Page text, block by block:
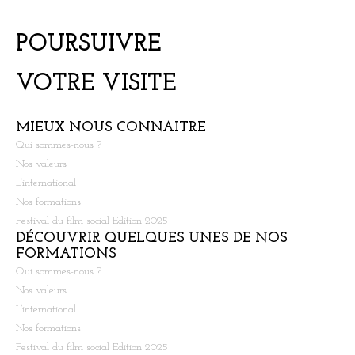
POURSUIVRE
VOTRE VISITE
MIEUX NOUS CONNAITRE
Qui sommes-nous ?
Nos valeurs
L’international
Nos formations
Festival du film social Edition 2025
DÉCOUVRIR QUELQUES UNES DE NOS
FORMATIONS
Qui sommes-nous ?
Nos valeurs
L’international
Nos formations
Festival du film social Edition 2025